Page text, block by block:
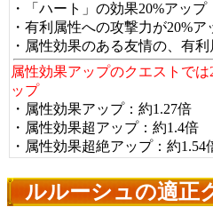
・「ハート」の効果20%アップ
・有利属性への攻撃力が20%ア
・属性効果のある友情の、有
属性効果アップのクエストで
ップ
・属性効果アップ：約1.27倍
・属性効果超アップ：約1.4倍
・属性効果超絶アップ：約1.54
ルルーシュの適正